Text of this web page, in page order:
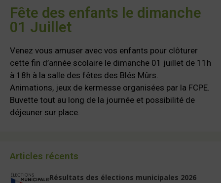
Fête des enfants le dimanche
01 Juillet
Venez vous amuser avec vos enfants pour clôturer
cette fin d’année scolaire le dimanche 01 juillet de 11h
à 18h à la salle des fêtes des Blés Mûrs.
Animations, jeux de kermesse organisées par la FCPE.
Buvette tout au long de la journée et possibilité de
déjeuner sur place.
Articles récents
Résultats des élections municipales 2026